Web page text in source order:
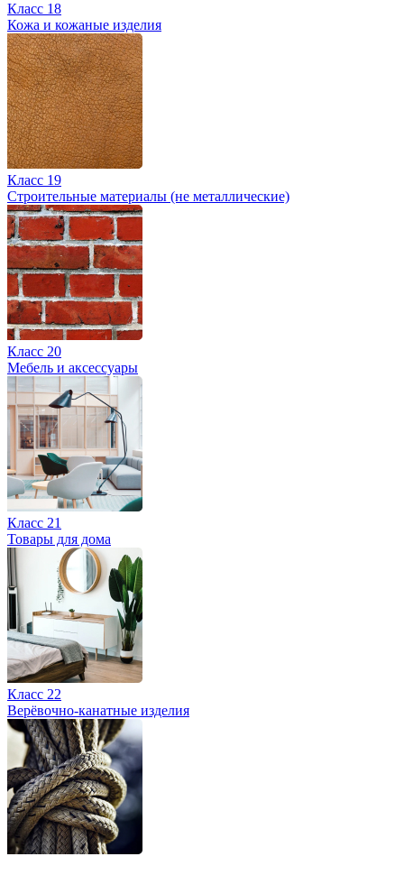
Класс 18
Кожа и кожаные изделия
Класс 19
Строительные материалы (не металлические)
Класс 20
Мебель и аксессуары
Класс 21
Товары для дома
Класс 22
Верёвочно-канатные изделия